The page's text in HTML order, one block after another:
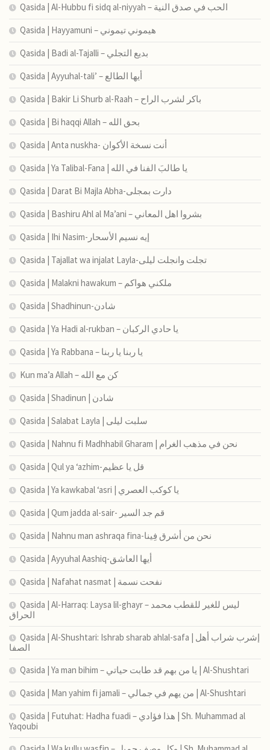
Qasida | Al-Hubbu fi sidq al-niyyah – الحب في صدق النية
Qasida | Hayyamuni – هيموني تيموني
Qasida | Badi al-Tajalli – بديع التجلي
Qasida | Ayyuhal-tali’ – أيها الطالع
Qasida | Bakir Li Shurb al-Raah – باكر لشرب الراح
Qasida | Bi haqqi Allah – بحق الله
Qasida | Anta nuskha- أنت نسخة الأكوان
Qasida | Ya Talibal-Fana | يا طالبَ الفنا في الله
Qasida | Darat Bi Majla Abha-دارت بمجلى
Qasida | Bashiru Ahl al Ma’ani – بشروا اهل المعاني
Qasida | Ihi Nasim-إيه نسيم الأسحار
Qasida | Tajallat wa injalat Layla-تجلت وانجلت ليلى
Qasida | Malakni hawakum – ملكني هواكم
Qasida | Shadhinun-شادن
Qasida | Ya Hadi al-rukban – يا حادي الركبان
Qasida | Ya Rabbana – يا ربنا يا ربنا
Kun ma’a Allah – كن مع الله
Qasida | Shadinun | شادن
Qasida | Salabat Layla | سلبت ليلى
Qasida | Nahnu fi Madhhabil Gharam | نحن في مذهب الغرام
Qasida | Qul ya ‘azhim-قل يا عظيم
Qasida | Ya kawkabal ‘asri | يا كوكب العصري
Qasida | Qum jadda al-sair- قم جد السير
Qasida | Nahnu man ashraqa fina-نحن من أشرق فِينا
Qasida | Ayyuhal Aashiq-أيها العاشق
Qasida | Nafahat nasmat | نفحت نسمة
Qasida | Al-Harraq: Laysa lil-ghayr – ليس للغير للقطب محمد
الحراق
Qasida | Al-Shushtari: Ishrab sharab ahlal-safa | إشرب شراب أهل
الصفا
Qasida | Ya man bihim – يا من بهم قد طابت حياتي | Al-Shushtari
Qasida | Man yahim fi jamali – من يهم في جمالي | Al-Shushtari
Qasida | Futuhat: Hadha fuadi – هذا فؤادي | Sh. Muhammad al
Yaqoubi